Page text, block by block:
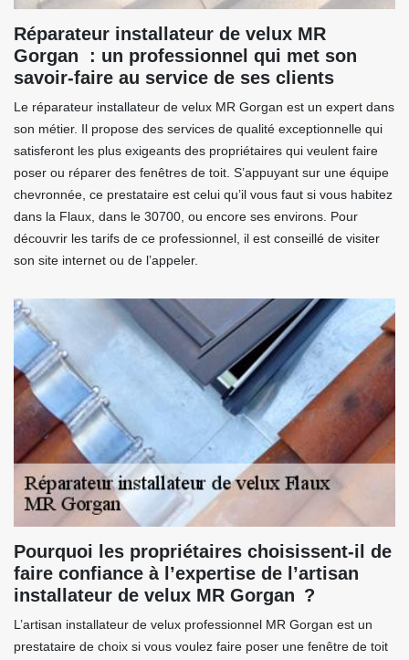
Réparateur installateur de velux MR
Gorgan : un professionnel qui met son
savoir-faire au service de ses clients
Le réparateur installateur de velux MR Gorgan est un expert dans
son métier. Il propose des services de qualité exceptionnelle qui
satisferont les plus exigeants des propriétaires qui veulent faire
poser ou réparer des fenêtres de toit. S’appuyant sur une équipe
chevronnée, ce prestataire est celui qu’il vous faut si vous habitez
dans la Flaux, dans le 30700, ou encore ses environs. Pour
découvrir les tarifs de ce professionnel, il est conseillé de visiter
son site internet ou de l’appeler.
Pourquoi les propriétaires choisissent-il de
faire confiance à l’expertise de l’artisan
installateur de velux MR Gorgan ?
L’artisan installateur de velux professionnel MR Gorgan est un
prestataire de choix si vous voulez faire poser une fenêtre de toit